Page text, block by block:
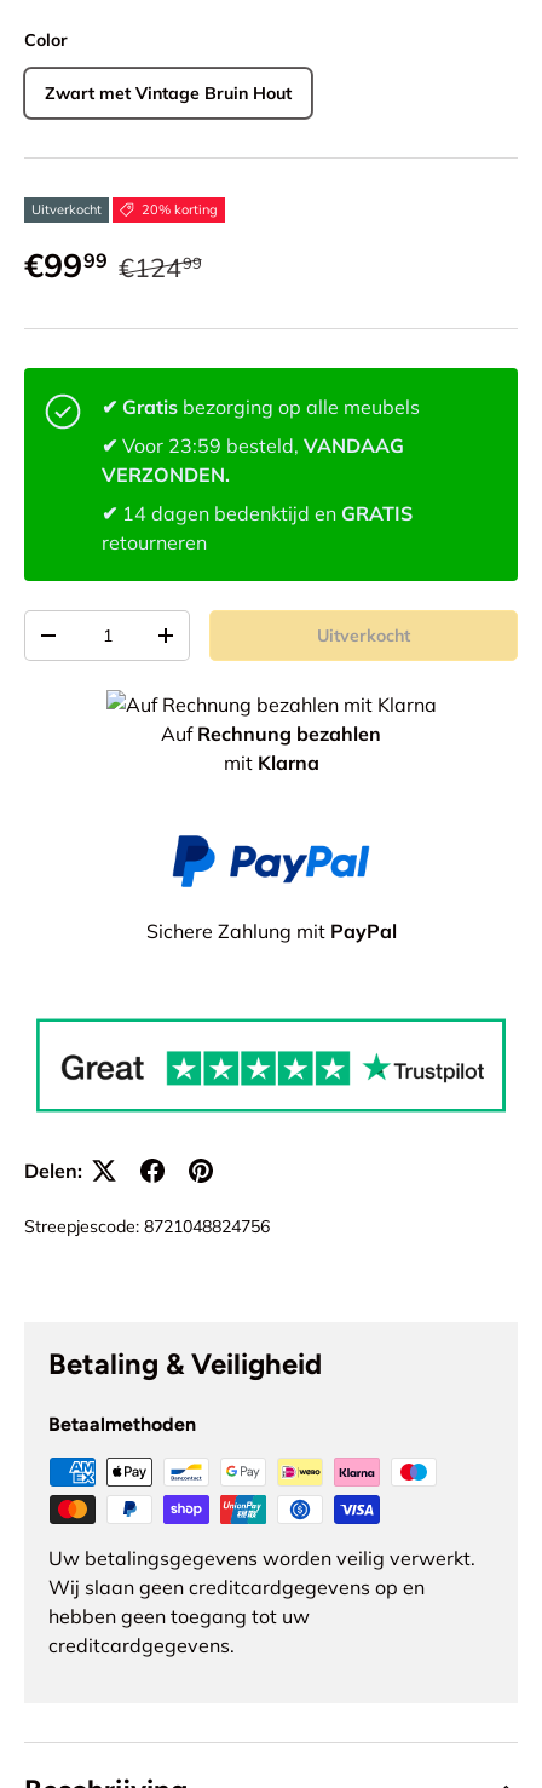
Color
Zwart met Vintage Bruin Hout
Uitverkocht 20% korting
€9999 €12499
✔ Gratis bezorging op alle meubels
✔ Voor 23:59 besteld, VANDAAG
VERZONDEN.
✔ 14 dagen bedenktijd en GRATIS
retourneren
-
+ Uitverkocht
AufRechnung bezahlen
mit Klarna
Sichere Zahlung mit PayPal
Delen:
Streepjescode: 8721048824756
Betaling & Veiligheid
Betaalmethoden
Uw betalingsgegevens worden veilig verwerkt.
Wij slaan geen creditcardgegevens op en
hebben geen toegang tot uw
creditcardgegevens.